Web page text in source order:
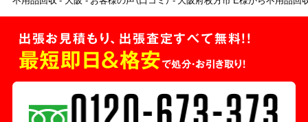
出張お見積もり、出張査定すべて無料!!
最短即日＆格安で処分・お引き取り！